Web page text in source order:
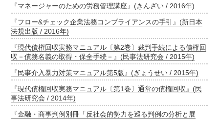
『マネージャーのための労務管理講座』(きんざい / 2016年)
『フロー&チェック企業法務コンプライアンスの手引』(新日本
法規出版 / 2016年)
『現代債権回収実務マニュアル〔第2巻〕裁判手続による債権回
収－債務名義の取得・保全手続－』(民事法研究会 / 2015年)
『民事介入暴力対策マニュアル第5版』(ぎょうせい / 2015年)
『現代債権回収実務マニュアル〔第1巻〕通常の債権回収』(民
事法研究会 / 2014年)
『金融・商事判例別冊「反社会的勢力を巡る判例の分析と展